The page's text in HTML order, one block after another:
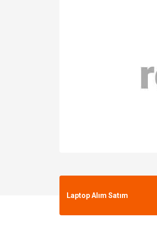
Laptop Alım Satım